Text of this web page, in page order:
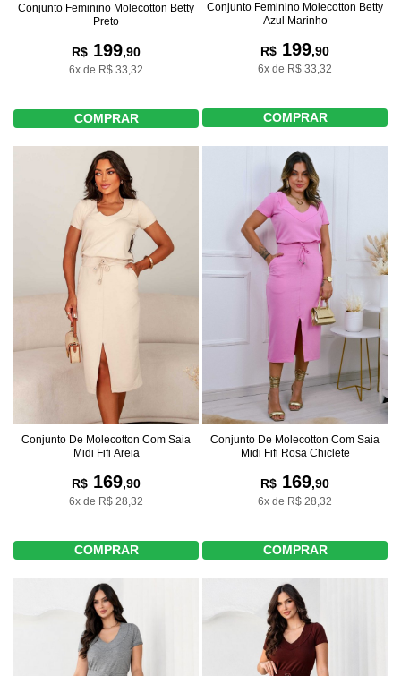
Conjunto Feminino Molecotton Betty
Preto
R$ 199,90
6x de R$ 33,32
COMPRAR
Conjunto Feminino Molecotton Betty
Azul Marinho
R$ 199,90
6x de R$ 33,32
COMPRAR
Conjunto De Molecotton Com Saia
Midi Fifi Areia
R$ 169,90
6x de R$ 28,32
COMPRAR
Conjunto De Molecotton Com Saia
Midi Fifi Rosa Chiclete
R$ 169,90
6x de R$ 28,32
COMPRAR